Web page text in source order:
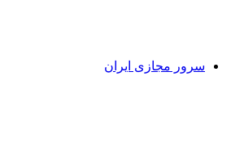
سرور مجازی ایران